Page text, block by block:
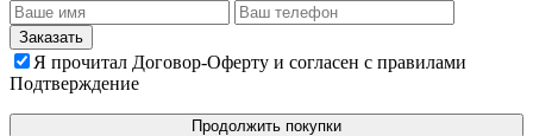
Я прочитал Договор-Оферту и согласен с правилами
Подтверждение
Продолжить покупки